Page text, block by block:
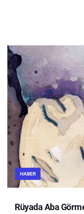
HABER
Rüyada Aba